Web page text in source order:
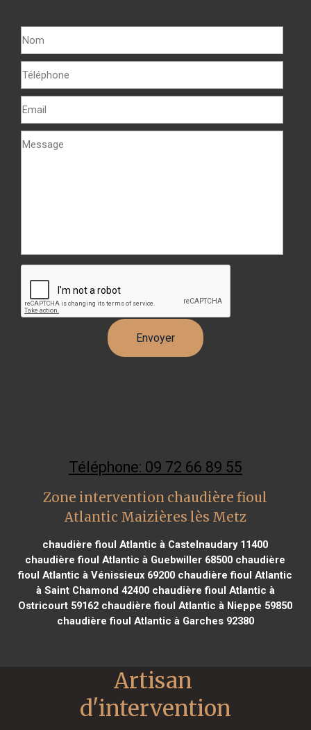
Téléphone: 09 72 66 89 55
Zone intervention chaudière fioul
Atlantic Maizières lès Metz
chaudière fioul Atlantic à Castelnaudary 11400
chaudière fioul Atlantic à Guebwiller 68500 chaudière
fioul Atlantic à Vénissieux 69200 chaudière fioul Atlantic
à Saint Chamond 42400chaudière fioul Atlantic à
Ostricourt 59162 chaudière fioul Atlantic à Nieppe 59850
chaudière fioul Atlantic à Garches 92380
Artisan
d'intervention